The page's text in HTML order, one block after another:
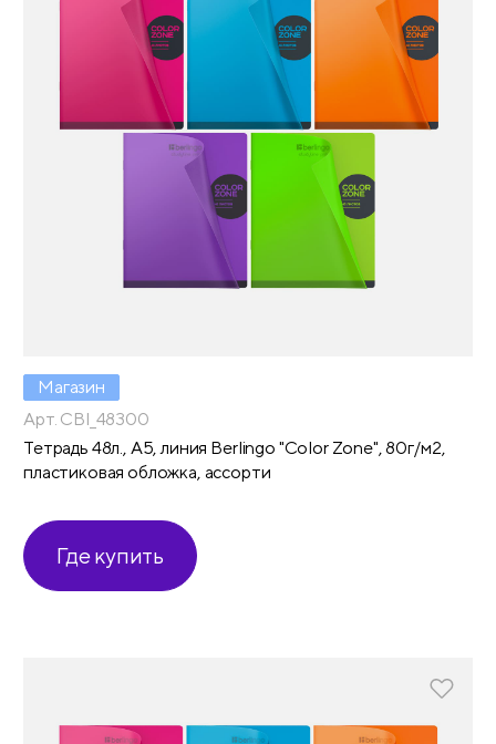
Магазин
Арт. CBl_48300
Тетрадь 48л., А5, линия Berlingo "Color Zone", 80г/м2,
пластиковая обложка, ассорти
Где купить